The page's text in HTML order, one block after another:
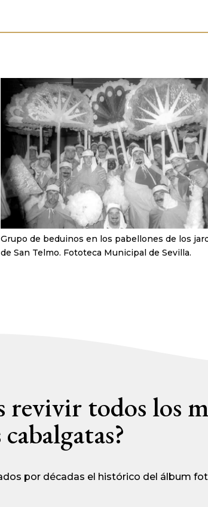
Grupo de beduinos en los pabellones de los
de San Telmo. Fototeca Municipal de Sevilla.
revivir todos los
por décadas el histórico del álbum